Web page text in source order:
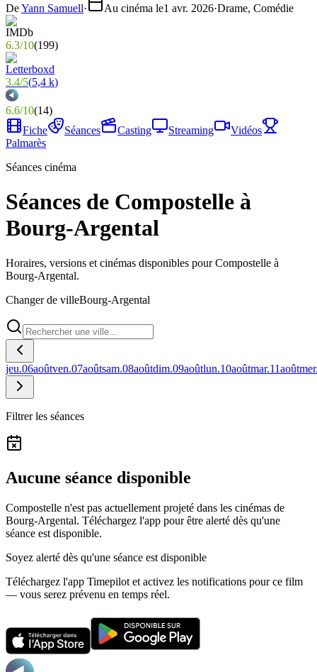
DeYann Samuell· Au cinéma le1 avr. 2026·Drame, Comédie
6.3/10(199)
3.4/5(5,4 k)
6.6/10(14)
Fiche
Séances Casting Streaming
Vidéos
Palmarès
Séances cinéma
Séances de Compostelle à
Bourg-Argental
Horaires, versions et cinémas disponibles pour Compostelle à
Bourg-Argental.
Changer de villeBourg-Argental
jeu.06aoûtven.07aoûtsam.08aoûtdim.09aoûtlun.10aoûtmar.11août
Filtrer les séances
Aucune séance disponible
Compostelle n'est pas actuellement projeté dans les cinémas de
Bourg-Argental. Téléchargez l'app pour être alerté dès qu'une
séance est disponible.
Soyez alerté dès qu'une séance est disponible
Téléchargez l'app Timepilot et activez les notifications pour ce film
— vous serez prévenu en temps réel.